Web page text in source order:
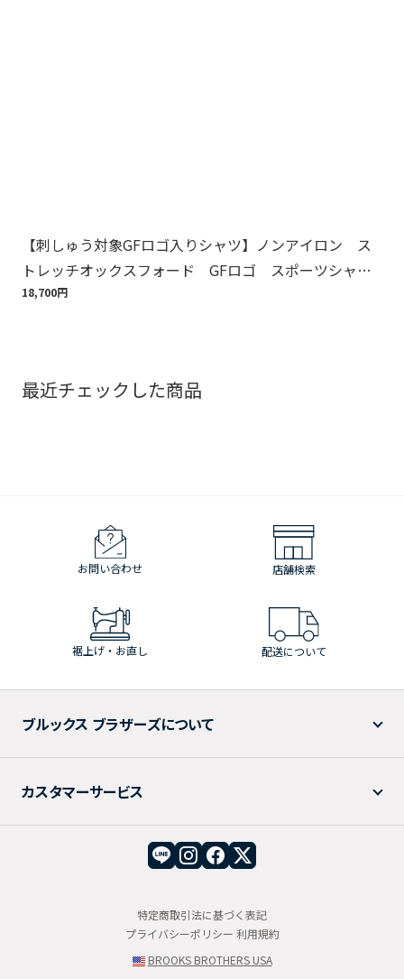
【刺しゅう対象GFロゴ入りシャツ】ノンアイロン ス
トレッチオックスフォード GFロゴ スポーツシャ
ツ Regular Fit
18,700円
最近チェックした商品
お問い合わせ 店舗検索
裾上げ・お直し 配送について
ブルックス ブラザーズについて
カスタマーサービス
特定商取引法に基づく表記
プライバシーポリシー 利用規約
BROOKS BROTHERS USA